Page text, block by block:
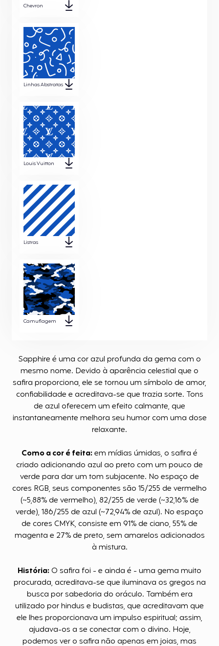
Sapphire é uma cor azul profunda da gema com o
mesmo nome. Devido à aparência celestial que o
safira proporciona, ele se tornou um símbolo de amor,
confiabilidade e acreditava-se que trazia sorte. Tons
de azul oferecem um efeito calmante, que
instantaneamente melhora seu humor com uma dose
relaxante.
Como a cor é feita:em mídias úmidas, o safira é
criado adicionando azul ao preto com um pouco de
verde para dar um tom subjacente. No espaço de
cores RGB, seus componentes são 15/255 de vermelho
(~5,88% de vermelho), 82/255 de verde (~32,16% de
verde), 186/255 de azul (~72,94% de azul). No espaço
de cores CMYK, consiste em 91% de ciano, 55% de
magenta e 27% de preto, sem amarelos adicionados
à mistura.
História:O safira foi - e ainda é - uma gema muito
procurada, acreditava-se que iluminava os gregos na
busca por sabedoria do oráculo. Também era
utilizado por hindus e budistas, que acreditavam que
ele lhes proporcionava um impulso espiritual; assim,
ajudava-os a se conectar com o divino. Hoje,
podemos ver o safira não apenas em joias, mas
Chevron
Linhas Abstratas
Louis Vuitton
Listras
Camuflagem